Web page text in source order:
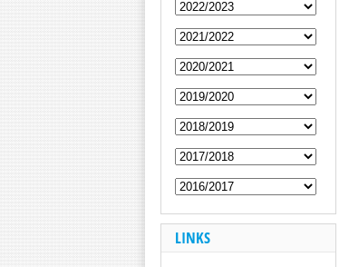
LINKS